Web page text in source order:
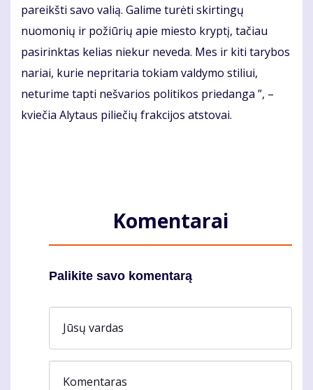
pareikšti savo valią. Galime turėti skirtingų
nuomonių ir požiūrių apie miesto kryptį, tačiau
pasirinktas kelias niekur neveda. Mes ir kiti tarybos
nariai, kurie nepritaria tokiam valdymo stiliui,
neturime tapti nešvarios politikos priedanga ”, –
kviečia Alytaus piliečių frakcijos atstovai.
Komentarai
Palikite savo komentarą
Jūsų vardas
Komentaras